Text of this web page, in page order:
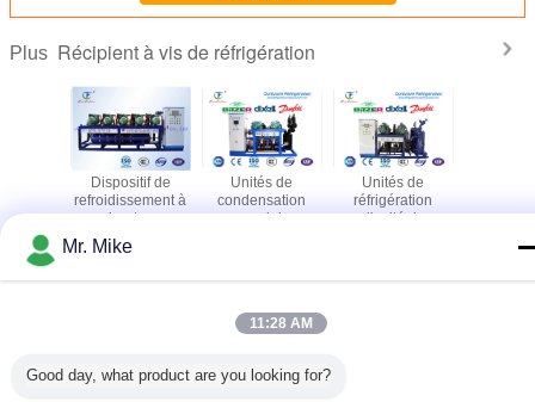
Plus Récipient à vis de réfrigération
de
à air
le
Dispositif de
refroidissement à
hautes
températures de
la chambre R22
Unités de
condensation
commerciales de
Unités de
réfrigération
d'unité de
vis de
Changez la langue
Mr. Mike
11:28 AM
Good day, what product are you looking for?